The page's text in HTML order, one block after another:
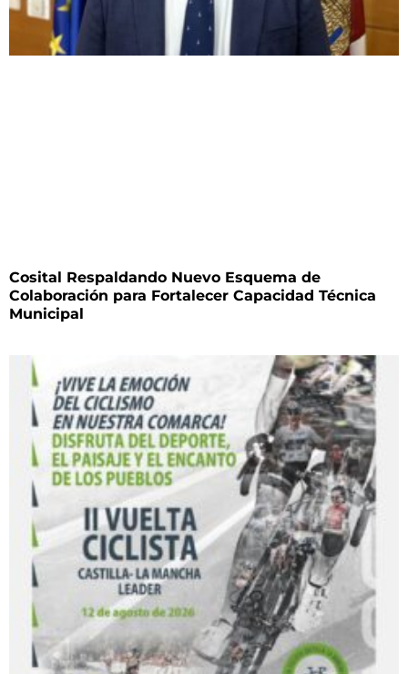
Cosital Respaldando Nuevo Esquema de
Colaboración para Fortalecer Capacidad Técnica
Municipal